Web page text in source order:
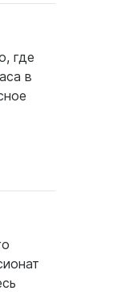
где
в